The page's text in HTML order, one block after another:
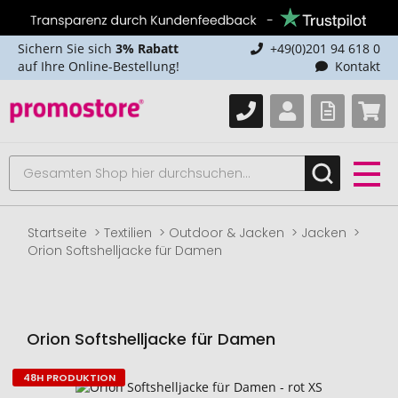
Sichern Sie sich 3% Rabatt
auf Ihre Online-Bestellung!
+49(0)201 94 618 0
Kontakt
Startseite Textilien Outdoor & Jacken
Jacken
Orion Softshelljacke für Damen
Orion Softshelljacke für Damen
Zum
48H PRODUKTION